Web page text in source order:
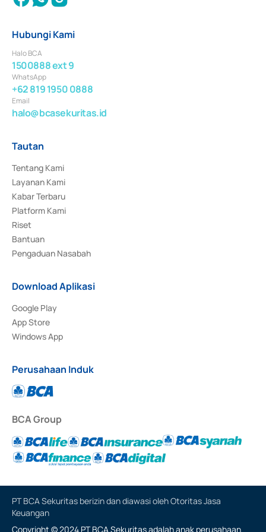
Hubungi Kami
Halo BCA
1500888 ext 9
WhatsApp
+62 819 1950 0888
Email
halo@bcasekuritas.id
Tautan
Tentang Kami
Layanan Kami
Kabar Terbaru
Platform Kami
Riset
Bantuan
Pengaduan Nasabah
Download Aplikasi
Google Play
App Store
Windows App
Perusahaan Induk
BCA Group
PT BCA Sekuritas berizin dan diawasi oleh Otoritas Jasa
Keuangan
Copyright © 2024 PT BCA Sekuritas adalah anak perusahaan